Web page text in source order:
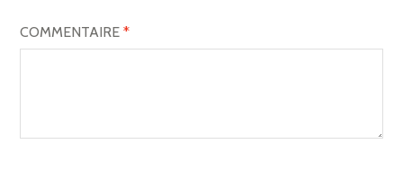
COMMENTAIRE*